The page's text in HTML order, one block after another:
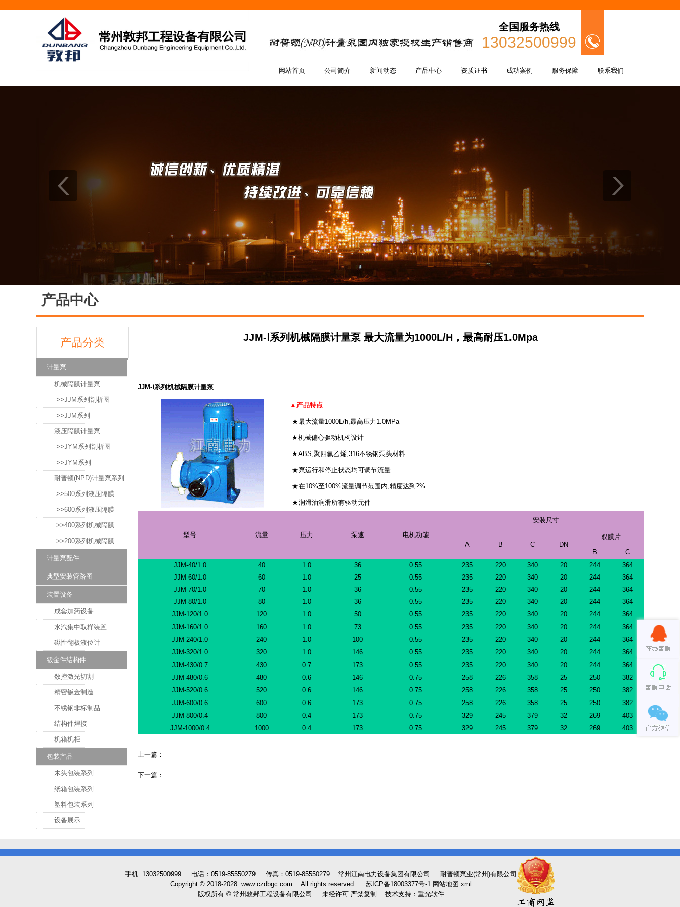
全国服务热线
13032500999
网站首页 公司简介 新闻动态 产品中心 资质证书 成功案例 服务保障 联系我们
产品中心
产品分类
计量泵
机械隔膜计量泵
>>JJM系列剖析图
>>JJM系列
液压隔膜计量泵
>>JYM系列剖析图
>>JYM系列
耐普顿(NPD)计量泵系列
>>500系列液压隔膜
>>600系列液压隔膜
>>400系列机械隔膜
>>200系列机械隔膜
计量泵配件
典型安装管路图
装置设备
成套加药设备
水汽集中取样装置
磁性翻板液位计
钣金件结构件
数控激光切割
精密钣金制造
不锈钢非标制品
结构件焊接
机箱机柜
包装产品
木头包装系列
纸箱包装系列
塑料包装系列
设备展示
JJM-Ⅰ系列机械隔膜计量泵 最大流量为1000L/H，最高耐压1.0Mpa
JJM-Ⅰ系列机械隔膜计量泵
▲产品特点
★最大流量1000L/h,最高压力1.0MPa
★机械偏心驱动机构设计
★ABS,聚四氟乙烯,316不锈钢泵头材料
★泵运行和停止状态均可调节流量
★在10%至100%流量调节范围内,精度达到?%
★润滑油润滑所有驱动元件
型号 流量 压力 泵速 电机功能
安装尺寸
A B C DN
双膜片
B
C
JJM-40/1.0
40 1.0 36 0.55 235 220 340 20 244
364
JJM-60/1.0
60 1.0 25 0.55 235 220 340 20 244
364
JJM-70/1.0
70 1.0 36 0.55 235 220 340 20 244
364
JJM-80/1.0
80 1.0 36 0.55 235 220 340 20 244
364
JJM-120/1.0
120 1.0 50 0.55 235 220 340 20 244
364
JJM-160/1.0
160 1.0 73 0.55 235 220 340 20 244
364
JJM-240/1.0
240 1.0 100 0.55 235 220 340 20 244
364
JJM-320/1.0
320 1.0 146 0.55 235 220 340 20 244
364
JJM-430/0.7
430 0.7 173 0.55 235 220 340 20 244
364
JJM-480/0.6
480 0.6 146 0.75 258 226 358 25 250
382
JJM-520/0.6
520 0.6 146 0.75 258 226 358 25 250
382
JJM-600/0.6
600 0.6 173 0.75 258 226 358 25 250
382
JJM-800/0.4
800 0.4 173 0.75 329 245 379 32 269
403
JJM-1000/0.4
1000 0.4 173 0.75 329 245 379 32 269 403
上一篇：
下一篇：
手机: 13032500999 电话：0519-85550279 传真：0519-85550279 常州江南电力设备集团有限公司
耐普顿泵业(常州)有限公司
Copyright © 2018-2028 www.czdbgc.com All rights reserved 苏ICP备18003377号-1 网站地图 xml
版权所有 © 常州敦邦工程设备有限公司 未经许可 严禁复制 技术支持：重光软件